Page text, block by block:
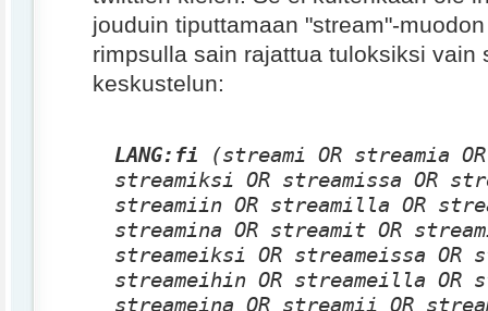
jouduin tiputtamaan "stream"-
rimpsulla sain rajattua tuloksiksi vain
keskustelun:
LANG:fi (streami OR streamia
streamiksi OR streamissa OR
streamiin OR streamilla OR
streamina OR streamit OR
streameiksi OR streameissa OR
streameihin OR streameilla OR
streameina OR streamii OR